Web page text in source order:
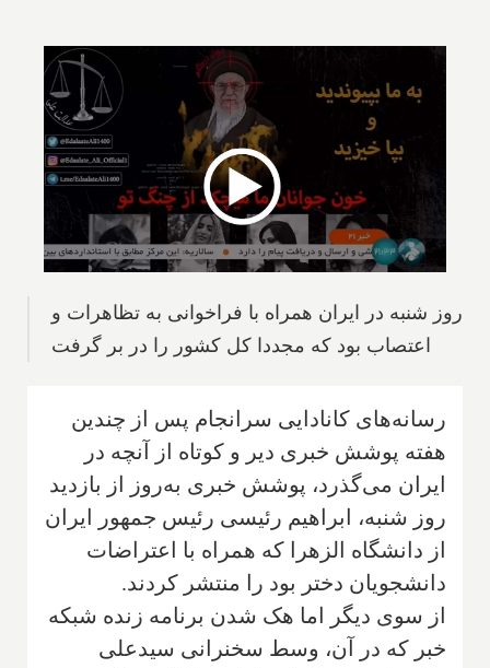
روز شنبه در ایران همراه با فراخوانی به تظاهرات و
اعتصاب بود که مجددا کل کشور را در بر گرفت
رسانه‌های کانادایی سرانجام پس از چندین
هفته پوشش خبری دیر و کوتاه از آنچه در
ایران می‌گذرد، پوشش خبری به‌روز از بازدید
روز شنبه، ‌ابراهیم رئیسی رئیس جمهور ایران
از دانشگاه الزهرا که همراه با اعتراضات
دانشجویان دختر بود را منتشر کردند.
از سوی دیگر اما هک شدن برنامه زنده شبکه
خبر که در آن، وسط سخنرانی سیدعلی